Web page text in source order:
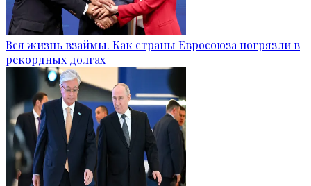
Вся жизнь взаймы. Как страны Евросоюза погрязли в
рекордных долгах